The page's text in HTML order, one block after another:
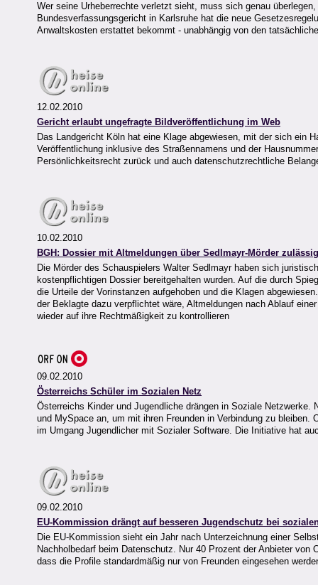
Wer seine Urheberrechte verletzt sieht, muss sich genau
Bundesverfassungsgericht in Karlsruhe hat die neue
Anwaltskosten erstattet bekommt - unabhängig von den
12.02.2010
Gericht erlaubt ungefragte Bildveröffentlichung im Web
Das Landgericht Köln hat eine Klage abgewiesen, mit der sich ein
Veröffentlichung inklusive des Straßennamens und der
Persönlichkeitsrecht zurück und auch datenschutzrechtliche
10.02.2010
BGH: Dossier mit Altmeldungen über Sedlmayr-Mörder zulässig
Die Mörder des Schauspielers Walter Sedlmayr haben sich
kostenpflichtigen Dossier bereitgehalten wurden. Auf die durch
die Urteile der Vorinstanzen aufgehoben und die Klagen
der Beklagte dazu verpflichtet wäre, Altmeldungen nach Ablauf
wieder auf ihre Rechtmäßigkeit zu kontrollieren
09.02.2010
Österreichs Schüler im Sozialen Netz
Österreichs Kinder und Jugendliche drängen in Soziale
und MySpace an, um mit ihren Freunden in Verbindung zu
im Umgang Jugendlicher mit Sozialer Software. Die Initiative hat
09.02.2010
EU-Kommission drängt auf besseren Jugendschutz bei
Die EU-Kommission sieht ein Jahr nach Unterzeichnung einer
Nachholbedarf beim Datenschutz. Nur 40 Prozent der Anbieter
dass die Profile standardmäßig nur von Freunden eingesehen